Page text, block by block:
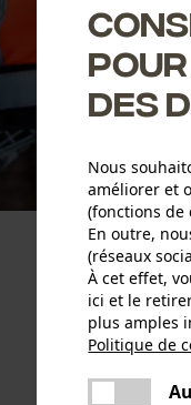
des
Nous
améliorer et
(fonctions
En outre,
(réseaux
À cet effet,
ici et le
plus amples
Politique de
Une
encore.
partager